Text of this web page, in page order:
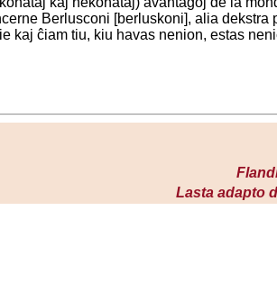
Berlusconi [berluskoni], alia dekstra
kaj ĉiam tiu, kiu havas nenion, estas
Lasta adapto